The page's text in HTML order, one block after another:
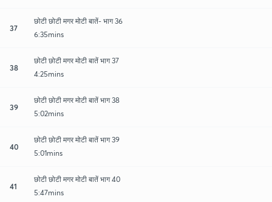
37
छोटी छोटी मगर मोटी बातें- भाग 36
6:35mins
38
छोटी छोटी मगर मोटी बातें भाग 37
4:25mins
39
छोटी छोटी मगर मोटी बातें भाग 38
5:02mins
40
छोटी छोटी मगर मोटी बातें भाग 39
5:01mins
41
छोटी छोटी मगर मोटी बातें भाग 40
5:47mins